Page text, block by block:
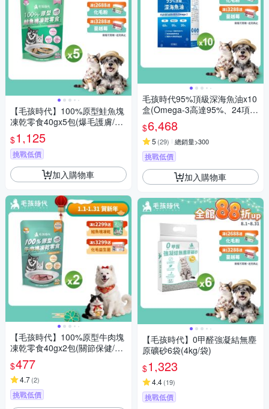
【毛孩時代】100%原型鮭魚塊
凍乾零食40gx5包(爆毛護膚/犬
貓凍乾/犬貓零食/貓咪凍乾/貓咪
零食)
$1,125
挑戰低價
加入購物車
【毛孩時代】100%原型牛肉塊
凍乾零食40gx2包(關節保健/犬
貓凍乾/犬貓零食/貓咪凍乾/貓咪
零食)
$477
4.7(2)
挑戰低價
毛孩時代95%頂級深海魚油x10
盒(Omega-3高達95%、24項國
際專利、專利SPD去腥味技術)
$6,468
5 (29) 總銷量>300
挑戰低價
加入購物車
【毛孩時代】0甲醛強凝結無塵
原礦砂6袋(4kg/袋)
$1,323
4.4(19)
挑戰低價